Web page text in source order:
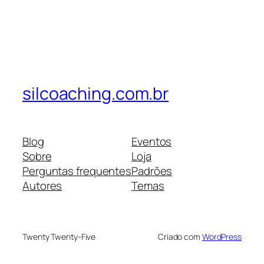
silcoaching.com.br
Blog
Sobre
Perguntas frequentes
Autores
Eventos
Loja
Padrões
Temas
Twenty Twenty-Five Criado com WordPress